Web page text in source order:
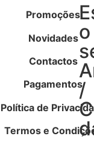
o
/
Promoções
Novidades
Contactos
Pagamentos
Política de
Termos e